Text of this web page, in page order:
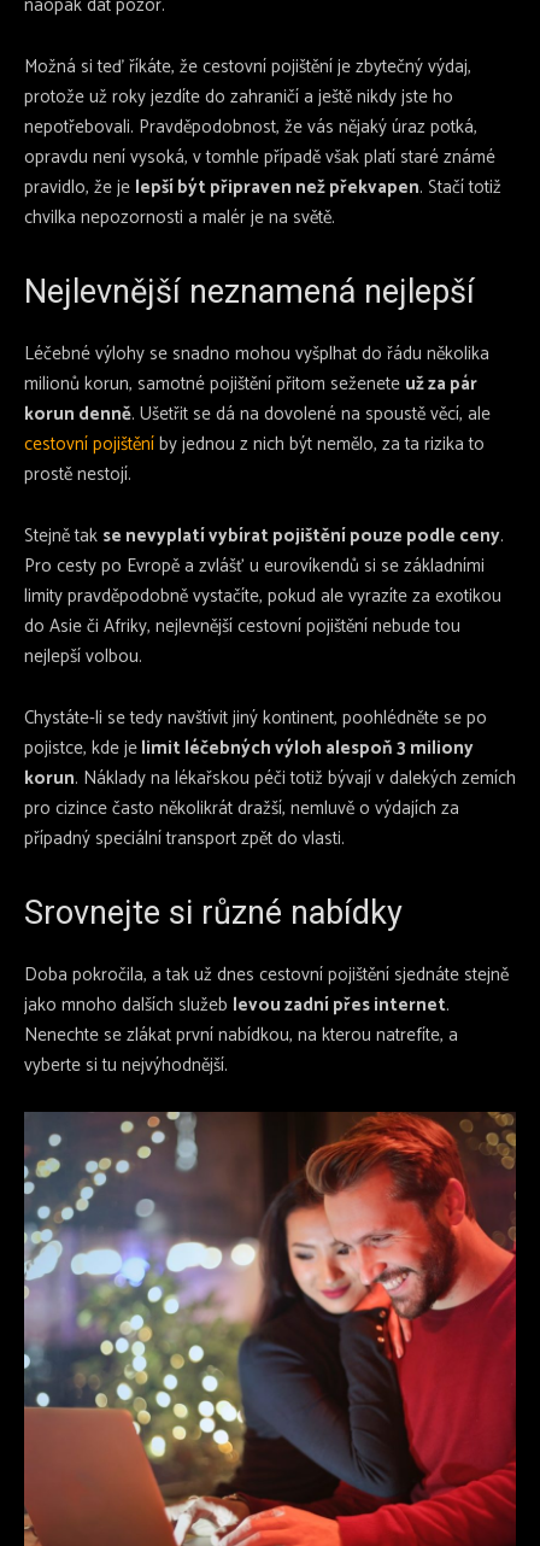
Možná si teď říkáte, že cestovní pojištění je zbytečný výdaj,
protože už roky jezdíte do zahraničí a ještě nikdy jste ho
nepotřebovali. Pravděpodobnost, že vás nějaký úraz potká,
opravdu není vysoká, v tomhle případě však platí staré známé
pravidlo, že je lepší být připraven než překvapen. Stačí totiž
chvilka nepozornosti a malér je na světě.
Nejlevnější neznamená nejlepší
Léčebné výlohy se snadno mohou vyšplhat do řádu několika
milionů korun, samotné pojištění přitom seženete už za pár
korun denně. Ušetřit se dá na dovolené na spoustě věcí, ale
cestovní pojištěníby jednou z nich být nemělo, za ta rizika to
prostě nestojí.
Stejně tak se nevyplatí vybírat pojištění pouze podle ceny.
Pro cesty po Evropě a zvlášť u eurovíkendů si se základními
limity pravděpodobně vystačíte, pokud ale vyrazíte za exotikou
do Asie či Afriky, nejlevnější cestovní pojištění nebude tou
nejlepší volbou.
Chystáte-li se tedy navštívit jiný kontinent, poohlédněte se po
pojistce, kde jelimit léčebných výloh alespoň 3 miliony
korun. Náklady na lékařskou péči totiž bývají v dalekých zemích
pro cizince často několikrát dražší, nemluvě o výdajích za
případný speciální transport zpět do vlasti.
Srovnejte si různé nabídky
Doba pokročila, a tak už dnes cestovní pojištění sjednáte stejně
jako mnoho dalších služeb levou zadní přes internet.
Nenechte se zlákat první nabídkou, na kterou natrefíte, a
vyberte si tu nejvýhodnější.